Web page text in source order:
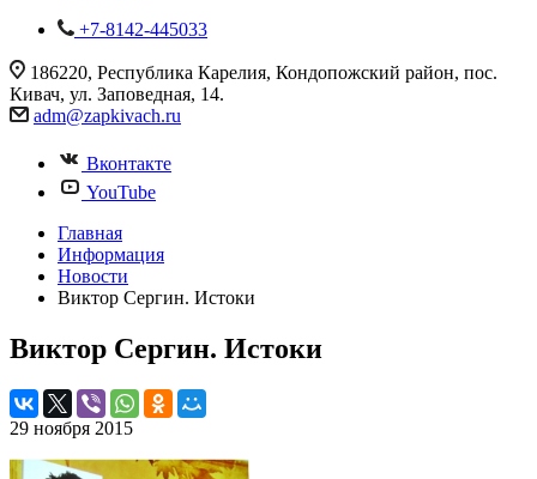
+7-8142-445033
186220, Республика Карелия, Кондопожский район, пос.
Кивач, ул. Заповедная, 14.
adm@zapkivach.ru
Вконтакте
YouTube
Главная
Информация
Новости
Виктор Сергин. Истоки
Виктор Сергин. Истоки
29 ноября 2015